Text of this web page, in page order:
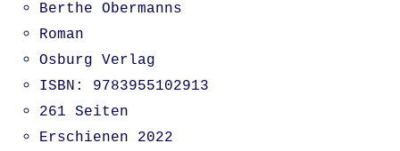
Berthe Obermanns
Roman
Osburg Verlag
ISBN: 9783955102913
261 Seiten
Erschienen 2022